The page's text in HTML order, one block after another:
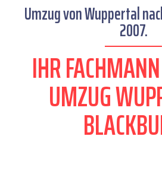
Umzug von Wuppertal
2007.
IHR
UMZUG